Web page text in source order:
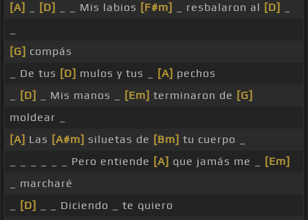
[A]
[D] _ _ Mis labios [F#m] _ resbalaron al [D]
[G] compás
_ De tus [D] mulos y tus _ [A] pechos
[D] _ Mis manos _ [Em] terminaron de [G]
moldear _
[A] Las [A#m] siluetas de [Bm] tu cuerpo _
_ _ _ _ _ _ Pero entiende [A] que jamás me _
[Em]
_ marcharé
[D]
_ _ Diciendo _ te quiero